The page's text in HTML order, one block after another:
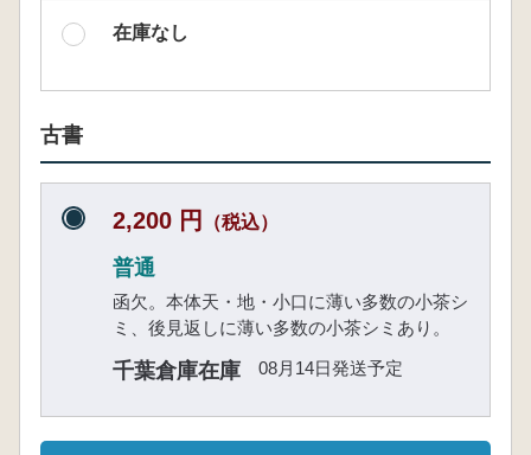
在庫なし
古書
2,200 円 （税込）
普通
函欠。本体天・地・小口に薄い多数の小茶シ
ミ、後見返しに薄い多数の小茶シミあり。
千葉倉庫在庫 08月14日発送予定